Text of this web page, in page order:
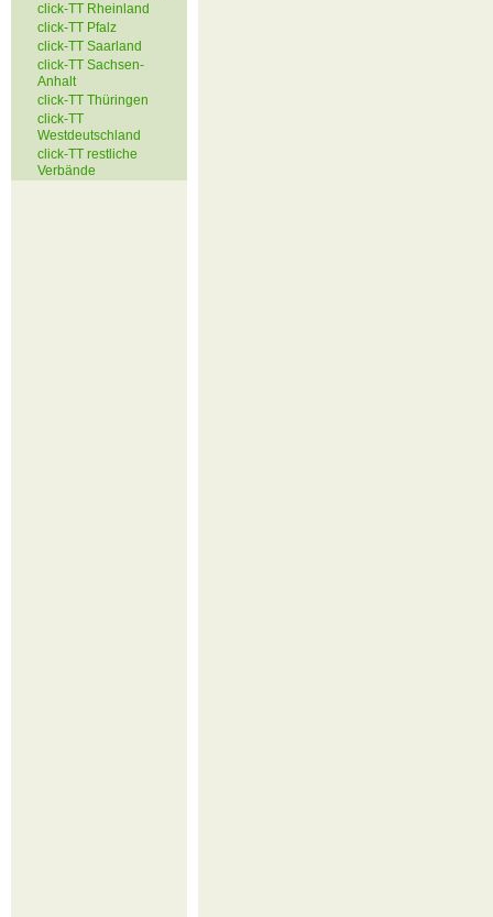
click-TT Rheinland
click-TT Pfalz
click-TT Saarland
click-TT Sachsen-
Anhalt
click-TT Thüringen
click-TT
Westdeutschland
click-TT restliche
Verbände